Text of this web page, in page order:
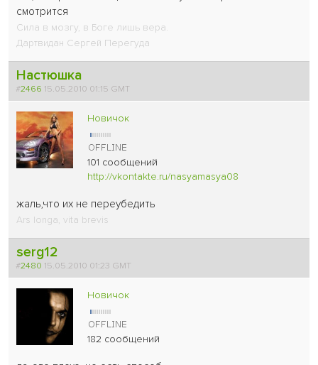
смотрится
Сила в мозгу, в Боге лишь вера.
Дартвидан Сергей Перегуда
Настюшка
#2466 15.05.2010 01:15 GMT
Новичок
101 сообщений
http://vkontakte.ru/nasyamasya08
жаль,что их не переубедить
Ars longa, vita brevis
serg12
#2480 15.05.2010 01:23 GMT
Новичок
182 сообщений